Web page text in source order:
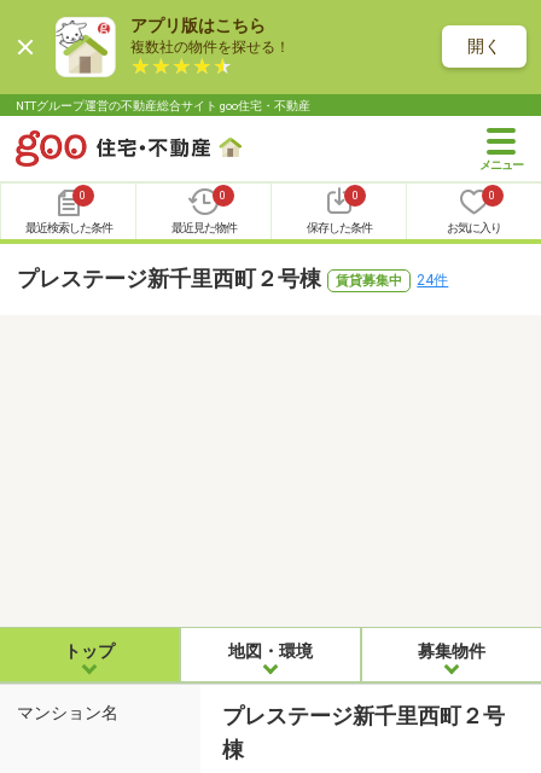
アプリ版はこちら
複数社の物件を探せる！ 開く
NTTグループ運営の不動産総合サイト goo住宅・不動産
0
最近検索した条件
0
最近見た物件
0
保存した条件
0
お気に入り
プレステージ新千里西町２号棟 賃貸募集中 24件
トップ 地図・環境 募集物件
マンション名
プレステージ新千里西町２号
棟